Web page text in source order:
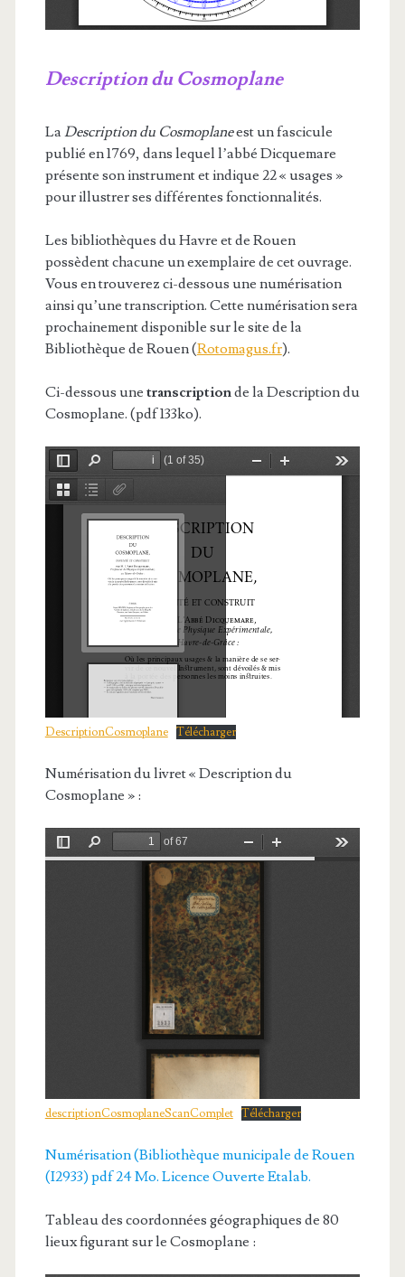
Description du Cosmoplane
LaDescription du Cosmoplaneest un fascicule
publié en 1769, dans lequel l’abbé Dicquemare
présente son instrument et indique 22 « usages »
pour illustrer ses différentes fonctionnalités.
Les bibliothèques du Havre et de Rouen
possèdent chacune un exemplaire de cet ouvrage.
Vous en trouverez ci-dessous une numérisation
ainsi qu’une transcription. Cette numérisation sera
prochainement disponible sur le site de la
Bibliothèque de Rouen (Rotomagus.fr).
Ci-dessous une transcriptionde la Description du
Cosmoplane. (pdf 133ko).
DescriptionCosmoplane Télécharger
Numérisation du livret « Description du
Cosmoplane » :
descriptionCosmoplaneScanComplet Télécharger
Numérisation (Bibliothèque municipale de Rouen
(I2933) pdf 24 Mo. Licence Ouverte Etalab.
Tableau des coordonnées géographiques de 80
lieux figurant sur le Cosmoplane :